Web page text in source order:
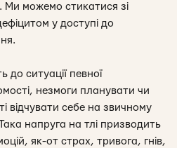
Ми можемо стикатися зі
у доступі до
до ситуації певної
незмоги планувати чи
відчувати себе на звичному
напруга на тлі призводить
як-от страх, тривога, гнів,